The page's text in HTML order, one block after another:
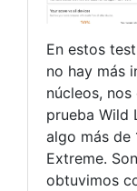
En estos
no hay más
núcleos,
prueba Wild
algo más de
Extreme.
obtuvimos